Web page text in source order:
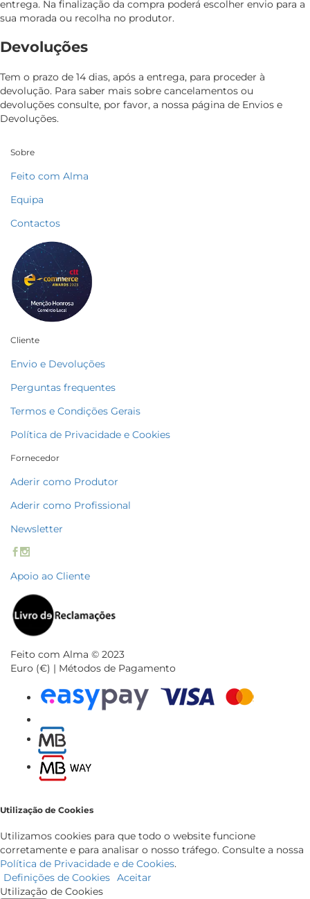
entrega. Na finalização da compra poderá escolher envio para a
sua morada ou recolha no produtor.
Devoluções
Tem o prazo de 14 dias, após a entrega, para proceder à
devolução. Para saber mais sobre cancelamentos ou
devoluções consulte, por favor, a nossa página de Envios e
Devoluções.
Sobre
Feito com Alma
Equipa
Contactos
Cliente
Envio e Devoluções
Perguntas frequentes
Termos e Condições Gerais
Política de Privacidade e Cookies
Fornecedor
Aderir como Produtor
Aderir como Profissional
Newsletter
Apoio ao Cliente
Feito com Alma © 2023
Euro (€) | Métodos de Pagamento
Utilização de Cookies
Utilizamos cookies para que todo o website funcione
corretamente e para analisar o nosso tráfego. Consulte a nossa
Política de Privacidade e de Cookies.
Definições de Cookies Aceitar
Utilização de Cookies